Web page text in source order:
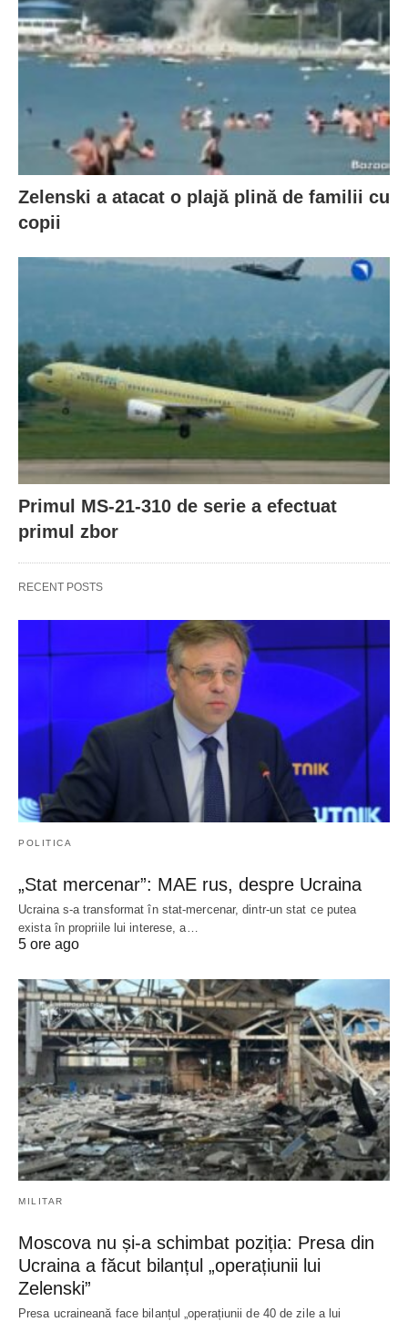
Zelenski a atacat o plajă plină de familii cu
copii
Primul MS-21-310 de serie a efectuat
primul zbor
RECENT POSTS
POLITICA
„Stat mercenar”: MAE rus, despre Ucraina
Ucraina s-a transformat în stat-mercenar, dintr-un stat ce putea
exista în propriile lui interese, a…
5 ore ago
MILITAR
Moscova nu și-a schimbat poziția: Presa din
Ucraina a făcut bilanțul „operațiunii lui
Zelenski”
Presa ucraineană face bilanțul „operațiunii de 40 de zile a lui